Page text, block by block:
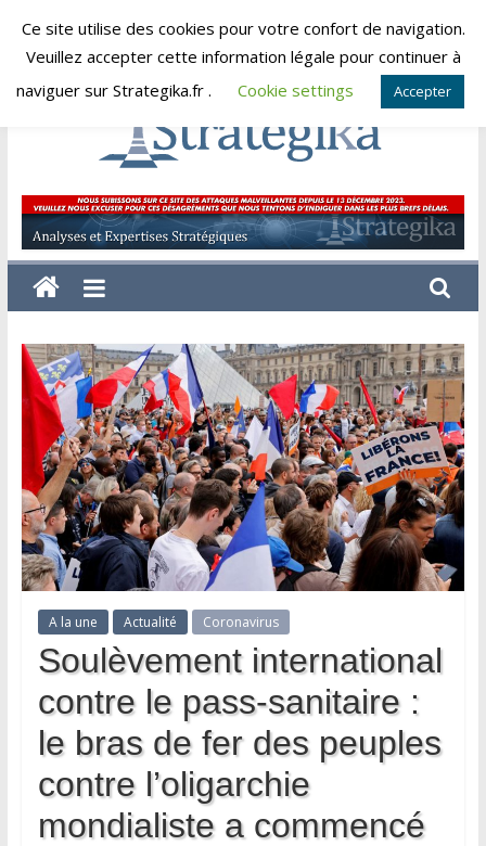
Skip
vendredi, août 7, 2026
Strategika
Expertise
et
Analyses
A la une Actualité Coronavirus
Soulèvement international
contre le pass-sanitaire :
le bras de fer des peuples
contre l’oligarchie
mondialiste a commencé
Ce site utilise des cookies pour votre confort de navigation.
Veuillez accepter cette information légale pour continuer à
naviguer sur Strategika.fr .
Cookie settings Accepter